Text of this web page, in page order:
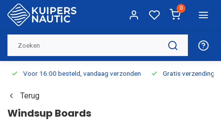
0
Voor 16:00 besteld, vandaag verzonden Gratis verzending
Terug
Windsup Boards